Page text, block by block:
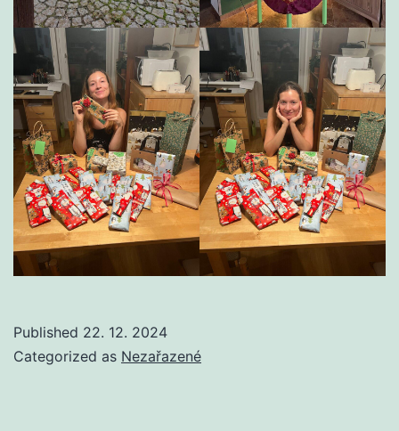
Published 22. 12. 2024
Categorized as Nezařazené